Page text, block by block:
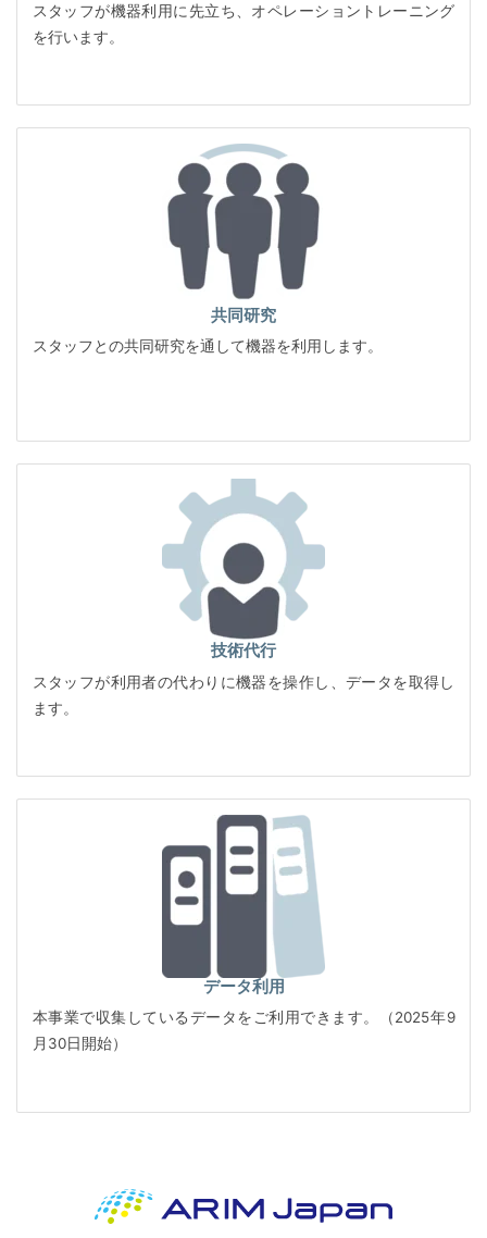
スタッフが機器利用に先立ち、オペレーショントレーニング
を行います。
共同研究
スタッフとの共同研究を通して機器を利用します。
技術代行
スタッフが利用者の代わりに機器を操作し、データを取得し
ます。
データ利用
本事業で収集しているデータをご利用できます。（2025年9
月30日開始）